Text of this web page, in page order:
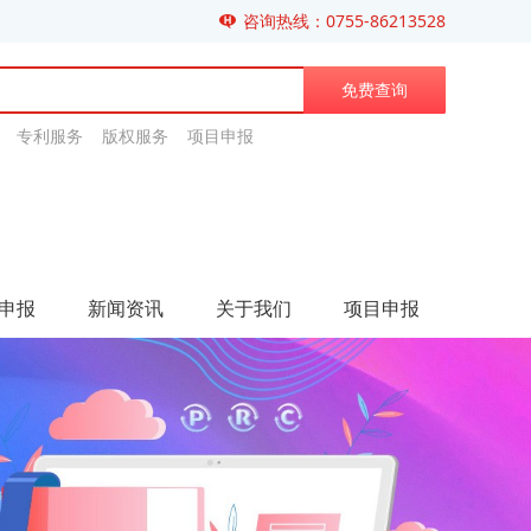
咨询热线：0755-86213528
免费查询
利服务 版权服务 项目申报
报 新闻资讯 关于我们 项目申报